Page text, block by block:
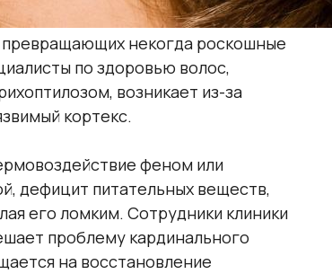
превращающих некогда роскошные
по здоровью волос,
возникает из-за
кортекс.
феном или
дефицит питательных веществ,
его ломким. Сотрудники клиники
проблему кардинального
на восстановление